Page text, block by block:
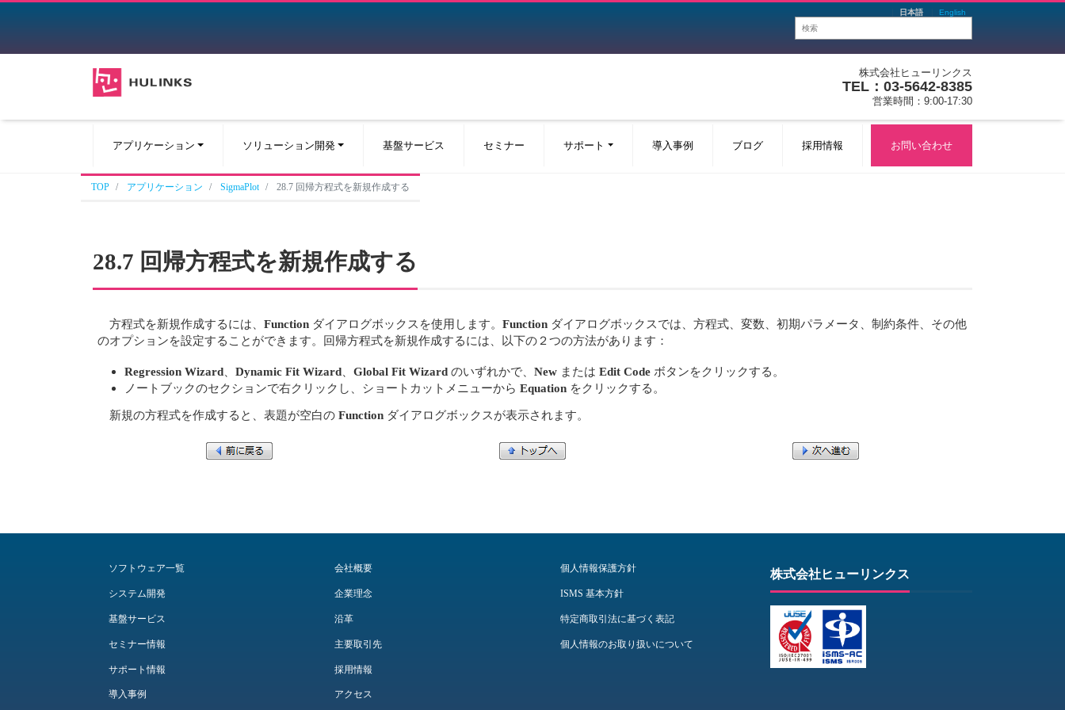
日本語 English
株式会社ヒューリンクス
TEL：03-5642-8385
営業時間：9:00-17:30
アプリケーション ソリューション開発 基盤サービス セミナー サポート 導入事例 ブログ 採用情報 お問い合わせ
TOP アプリケーション SigmaPlot 28.7 回帰方程式を新規作成する
28.7 回帰方程式を新規作成する
方程式を新規作成するには、Function ダイアログボックスを使用します。Function ダイアログボックスでは、方程式、変数、初期パラメータ、制約条件、その他
のオプションを設定することができます。回帰方程式を新規作成するには、以下の２つの方法があります：
Regression Wizard Dynamic Fit Wizard Global Fit Wizard のいずれかで、 New または Edit Code ボタンをクリックする。
ノートブックのセクションで右クリックし、ショートカットメニューから Equation をクリックする。
新規の方程式を作成すると、表題が空白のFunction ダイアログボックスが表示されます。
ソフトウェア一覧
システム開発
基盤サービス
セミナー情報
サポート情報
導入事例
会社概要
企業理念
沿革
主要取引先
採用情報
アクセス
個人情報保護方針
ISMS 基本方針
特定商取引法に基づく表記
個人情報のお取り扱いについて
株式会社ヒューリンクス